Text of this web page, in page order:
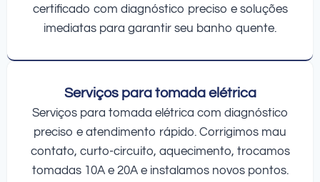
certificado com diagnóstico preciso e soluções
imediatas para garantir seu banho quente.
Serviços para tomada elétrica
Serviços para tomada elétrica com diagnóstico
preciso e atendimento rápido. Corrigimos mau
contato, curto-circuito, aquecimento, trocamos
tomadas 10A e 20A e instalamos novos pontos.